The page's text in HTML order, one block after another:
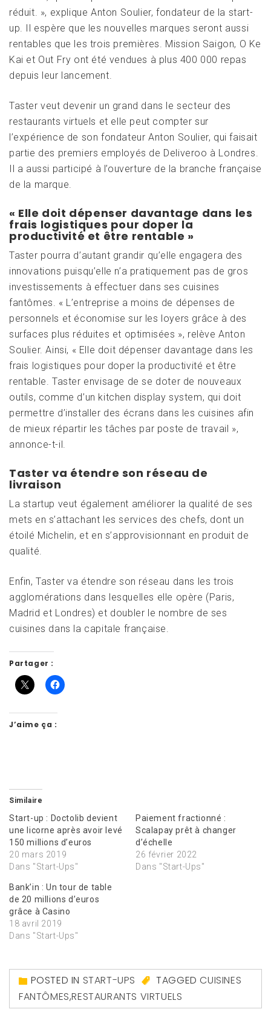
réduit. », explique Anton Soulier, fondateur de la start-
up. Il espère que les nouvelles marques seront aussi
rentables que les trois premières. Mission Saigon, O Ke
Kai et Out Fry ont été vendues à plus 400 000 repas
depuis leur lancement.
Taster veut devenir un grand dans le secteur des
restaurants virtuels et elle peut compter sur
l’expérience de son fondateur Anton Soulier, qui faisait
partie des premiers employés de Deliveroo à Londres.
Il a aussi participé à l’ouverture de la branche française
de la marque.
« Elle doit dépenser davantage dans les
frais logistiques pour doper la
productivité et être rentable »
Taster pourra d’autant grandir qu’elle engagera des
innovations puisqu’elle n’a pratiquement pas de gros
investissements à effectuer dans ses cuisines
fantômes. « L’entreprise a moins de dépenses de
personnels et économise sur les loyers grâce à des
surfaces plus réduites et optimisées », relève Anton
Soulier. Ainsi, « Elle doit dépenser davantage dans les
frais logistiques pour doper la productivité et être
rentable. Taster envisage de se doter de nouveaux
outils, comme d’un kitchen display system, qui doit
permettre d’installer des écrans dans les cuisines afin
de mieux répartir les tâches par poste de travail »,
annonce-t-il.
Taster va étendre son réseau de
livraison
La startup veut également améliorer la qualité de ses
mets en s’attachant les services des chefs, dont un
étoilé Michelin, et en s’approvisionnant en produit de
qualité.
Enfin, Taster va étendre son réseau dans les trois
agglomérations dans lesquelles elle opère (Paris,
Madrid et Londres) et doubler le nombre de ses
cuisines dans la capitale française.
Partager :
J’aime ça :
Similaire
Start-up : Doctolib devient
une licorne après avoir levé
150 millions d’euros
20 mars 2019
Dans "Start-Ups"
Paiement fractionné :
Scalapay prêt à changer
d’échelle
26 février 2022
Dans "Start-Ups"
Bank’in : Un tour de table
de 20 millions d’euros
grâce à Casino
18 avril 2019
Dans "Start-Ups"
POSTED IN START-UPS TAGGEDCUISINES
FANTÔMES,RESTAURANTS VIRTUELS